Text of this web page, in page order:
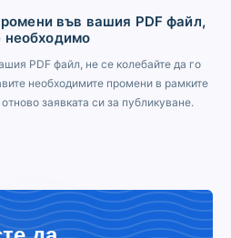
във вашия PDF файл,
необходимо
PDF файл, не се колебайте да го
необходимите промени в рамките
заявката си за публикуване.